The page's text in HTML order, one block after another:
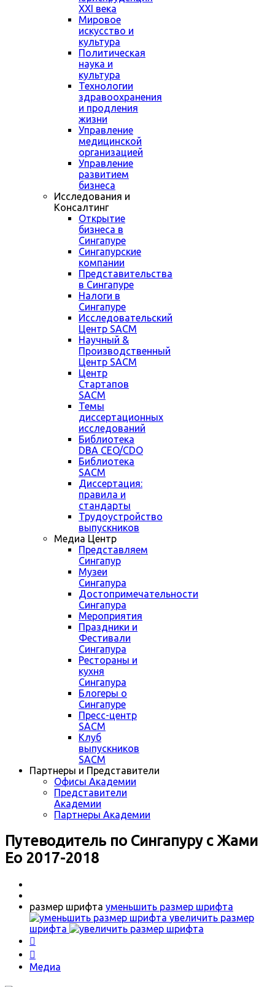
XXI века
Мировое
искусство и
культура
Политическая
наука и
культура
Технологии
здравоохранения
и продления
жизни
Управление
медицинской
организацией
Управление
развитием
бизнеса
Исследования и
Консалтинг
Открытие
бизнеса в
Сингапуре
Сингапурские
компании
Представительства
в Сингапуре
Налоги в
Сингапуре
Исследовательский
Центр SACM
Научный &
Производственный
Центр SACM
Центр
Стартапов
SACM
Темы
диссертационных
исследований
Библиотека
DBA CEO/CDO
Библиотека
SACM
Диссертация:
правила и
стандарты
Трудоустройство
выпускников
Медиа Центр
Представляем
Сингапур
Музеи
Сингапура
Достопримечательности
Сингапура
Мероприятия
Праздники и
Фестивали
Сингапура
Рестораны и
кухня
Сингапура
Блогеры о
Сингапуре
Пресс-центр
SACM
Клуб
выпускников
SACM
Партнеры и Представители
Офисы Академии
Представители
Академии
Партнеры Академии
Путеводитель по Сингапуру с Жами
Ео 2017-2018
размер шрифта уменьшить размер шрифта
увеличить размер
шрифта


Медиа